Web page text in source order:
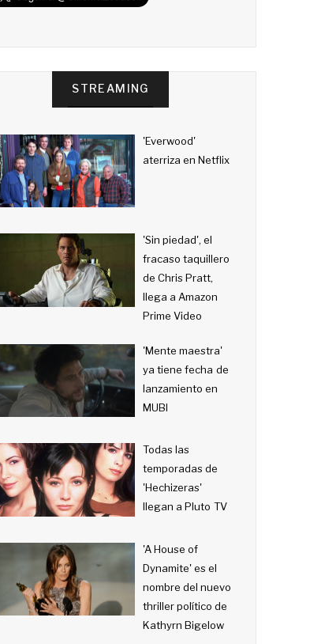
STREAMING
'Everwood'
aterriza en Netflix
'Sin piedad', el
fracaso taquillero
de Chris Pratt,
llega a Amazon
Prime Video
'Mente maestra'
ya tiene fecha de
lanzamiento en
MUBI
Todas las
temporadas de
'Hechizeras'
llegan a Pluto TV
'A House of
Dynamite' es el
nombre del nuevo
thriller político de
Kathyrn Bigelow